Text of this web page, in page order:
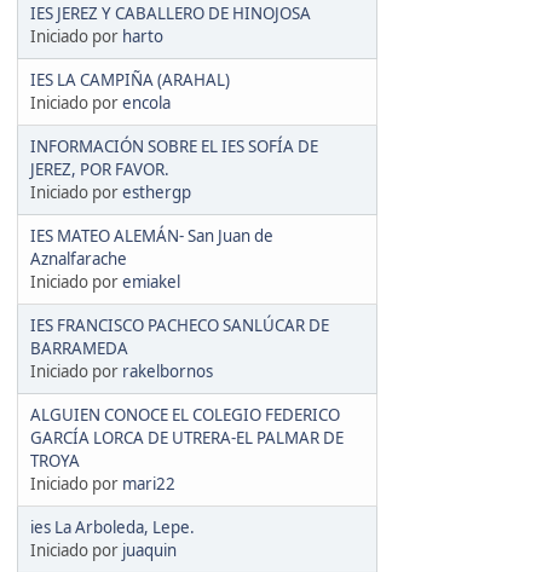
IES JEREZ Y CABALLERO DE HINOJOSA
Iniciado por harto
IES LA CAMPIÑA (ARAHAL)
Iniciado porencola
INFORMACIÓN SOBRE EL IES SOFÍA DE
JEREZ, POR FAVOR.
Iniciado poresthergp
IES MATEO ALEMÁN- San Juan de
Aznalfarache
Iniciado poremiakel
IES FRANCISCO PACHECO SANLÚCAR DE
BARRAMEDA
Iniciado por rakelbornos
ALGUIEN CONOCE EL COLEGIO FEDERICO
GARCÍA LORCA DE UTRERA-EL PALMAR DE
TROYA
Iniciado por mari22
ies La Arboleda, Lepe.
Iniciado por juaquin